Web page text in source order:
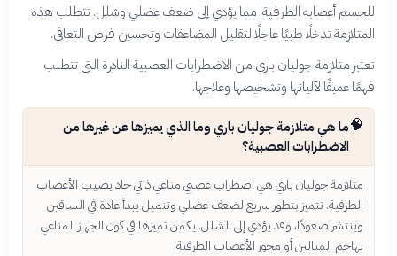
للجسم أعصابه الطرفية، مما يؤدي إلى ضعف عضلي وشلل. تتطلب هذه
المتلازمة تدخلًا طبيًا عاجلًا لتقليل المضاعفات وتحسين فرص التعافي.
تعتبر متلازمة جوليان باري من الاضطرابات العصبية النادرة التي تتطلب
فهمًا عميقًا لآلياتها وتشخيصها وعلاجها.
🧠ما هي متلازمة جوليان باري وما الذي يميزها عن غيرها من
الاضطرابات العصبية؟
متلازمة جوليان باري هي اضطراب عصبي مناعي ذاتي حاد يصيب الأعصاب
الطرفية. تتميز بتطور سريع لضعف عضلي وتنميل يبدأ عادة في الساقين
وينتشر صعودًا، وقد يؤدي إلى الشلل. يكمن تميزها في كون الجهاز المناعي
يهاجم الميالين أو محور الأعصاب الطرفية.